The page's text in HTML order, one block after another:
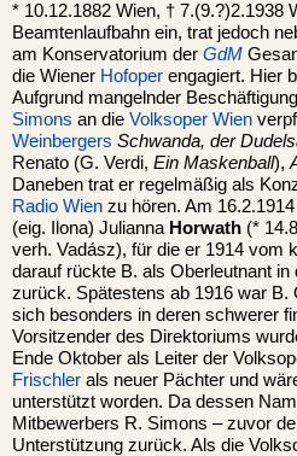
* 10.12.1882 Wien, † 7.(9.?)2.1938
Beamtenlaufbahn ein, trat jedoch
am Konservatorium der GdM
die Wiener Hofoper engagiert. Hier
Aufgrund mangelnder
Simons an die Volksoper Wien
Weinbergers Schwanda, der
Renato (G. Verdi, Ein Maskenball),
Daneben trat er regelmäßig als
Radio Wien zu hören. Am
(eig. Ilona) Julianna Horwath (*
verh. Vadász), für die er 1914 vom
darauf rückte B. als Oberleutnant in
zurück. Spätestens ab 1916 war B.
sich besonders in deren schwerer
Vorsitzender des Direktoriums
Ende Oktober als Leiter der
Frischler als neuer Pächter und
unterstützt worden. Da dessen
Mitbewerbers R. Simons – zuvor
Unterstützung zurück. Als die